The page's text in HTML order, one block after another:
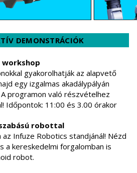
DEMONSTRÁCIÓK
workshop
gyakorolhatják az alapvető
egy izgalmas akadálypályán
programon való részvételhez
Időpontok: 11:00 és 3.00 órakor
robottal
Infuze Robotics standjánál! Nézd
a kereskedelmi forgalomban is
robot.